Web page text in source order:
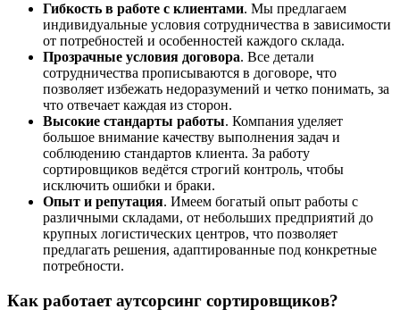
Гибкость в работе с клиентами. Мы предлагаем
индивидуальные условия сотрудничества в зависимости
от потребностей и особенностей каждого склада.
Прозрачные условия договора. Все детали
сотрудничества прописываются в договоре, что
позволяет избежать недоразумений и четко понимать, за
что отвечает каждая из сторон.
Высокие стандарты работы. Компания уделяет
большое внимание качеству выполнения задач и
соблюдению стандартов клиента. За работу
сортировщиков ведётся строгий контроль, чтобы
исключить ошибки и браки.
Опыт и репутация. Имеем богатый опыт работы с
различными складами, от небольших предприятий до
крупных логистических центров, что позволяет
предлагать решения, адаптированные под конкретные
потребности.
Как работает аутсорсинг сортировщиков?